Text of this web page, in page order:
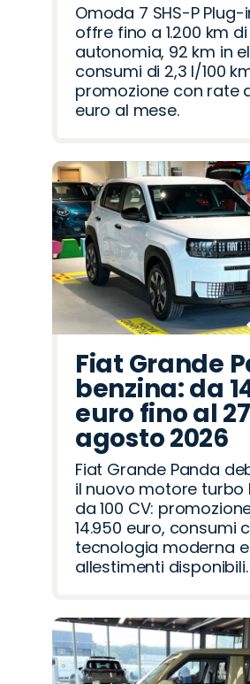
Omoda 7 SHS-P Plug-
offre fino a 1.200 km di
autonomia, 92 km in
consumi di 2,3 l/100
promozione con rate
euro al mese.
Fiat Grande
benzina: da
euro fino al 27
agosto 2026
Fiat Grande Panda
il nuovo motore turbo
da 100 CV:
14.950 euro, consumi
tecnologia moderna
allestimenti disponibili.